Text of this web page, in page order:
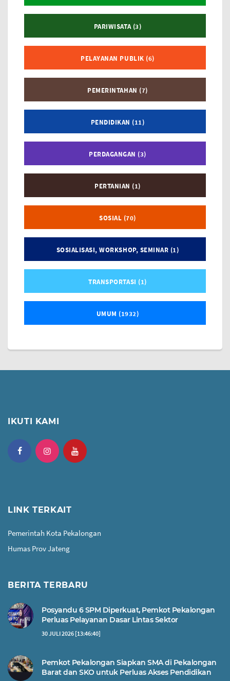
PARIWISATA (3)
PELAYANAN PUBLIK (6)
PEMERINTAHAN (7)
PENDIDIKAN (11)
PERDAGANGAN (3)
PERTANIAN (1)
SOSIAL (70)
SOSIALISASI, WORKSHOP, SEMINAR (1)
TRANSPORTASI (1)
UMUM (1932)
IKUTI KAMI
LINK TERKAIT
Pemerintah Kota Pekalongan
Humas Prov Jateng
BERITA TERBARU
Posyandu 6 SPM Diperkuat, Pemkot Pekalongan
Perluas Pelayanan Dasar Lintas Sektor
30 JULI 2026 [13:46:40]
Pemkot Pekalongan Siapkan SMA di Pekalongan
Barat dan SKO untuk Perluas Akses Pendidikan